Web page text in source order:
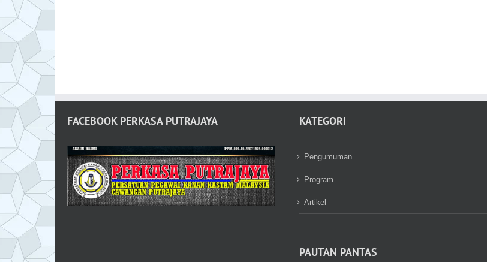
FACEBOOK PERKASA PUTRAJAYA KATEGORI
Pengumuman
Program
Artikel
PAUTAN PANTAS